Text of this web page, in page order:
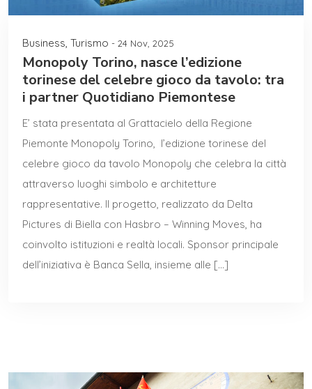
Business, Turismo - 24 Nov, 2025
Monopoly Torino, nasce l’edizione
torinese del celebre gioco da tavolo: tra
i partner Quotidiano Piemontese
E’ stata presentata al Grattacielo della Regione
Piemonte Monopoly Torino, l’edizione torinese del
celebre gioco da tavolo Monopoly che celebra la città
attraverso luoghi simbolo e architetture
rappresentative. Il progetto, realizzato da Delta
Pictures di Biella con Hasbro – Winning Moves, ha
coinvolto istituzioni e realtà locali. Sponsor principale
dell’iniziativa è Banca Sella, insieme alle […]